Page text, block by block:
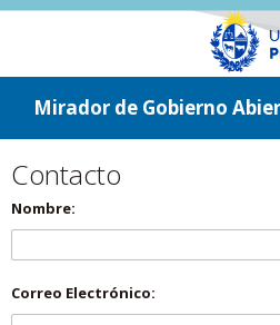
ir a contenido
ir al menú
Mirador de Gobierno
Contacto
Nombre:
Correo Electrónico: